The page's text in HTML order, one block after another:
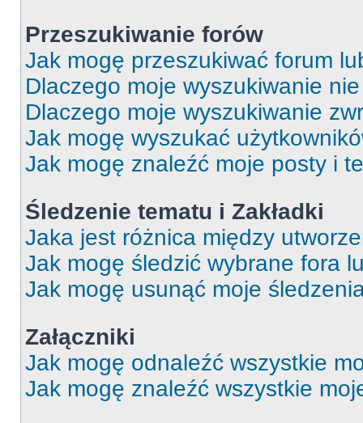
Przeszukiwanie forów
Jak mogę przeszukiwać forum
Dlaczego moje wyszukiwanie
Dlaczego moje wyszukiwanie
Jak mogę wyszukać
Jak mogę znaleźć moje posty i
Śledzenie tematu i Zakładki
Jaka jest różnica między
Jak mogę śledzić wybrane fora
Jak mogę usunąć moje
Załączniki
Jak mogę odnaleźć wszystkie
Jak mogę znaleźć wszystkie